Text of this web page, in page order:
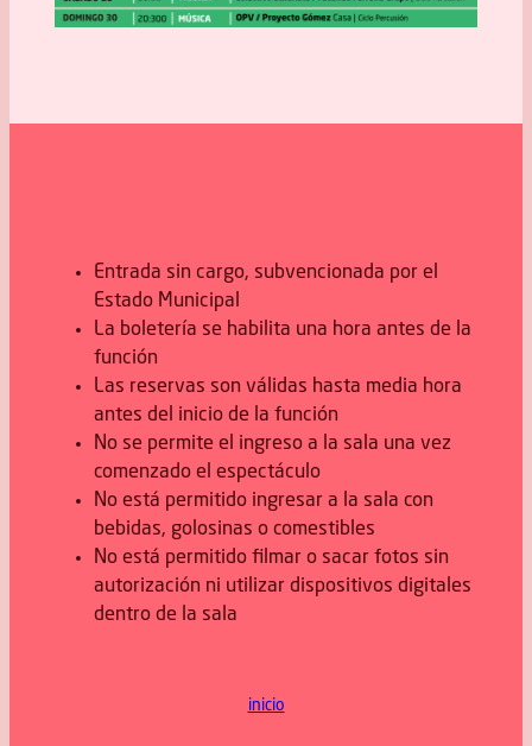
Entrada sin cargo, subvencionada por el
Estado Municipal
La boletería se habilita una hora antes de la
función
Las reservas son válidas hasta media hora
antes del inicio de la función
No se permite el ingreso a la sala una vez
comenzado el espectáculo
No está permitido ingresar a la sala con
bebidas, golosinas o comestibles
No está permitido filmar o sacar fotos sin
autorización ni utilizar dispositivos digitales
dentro de la sala
inicio